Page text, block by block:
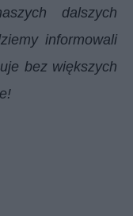
dalszych
informowali
bez większych